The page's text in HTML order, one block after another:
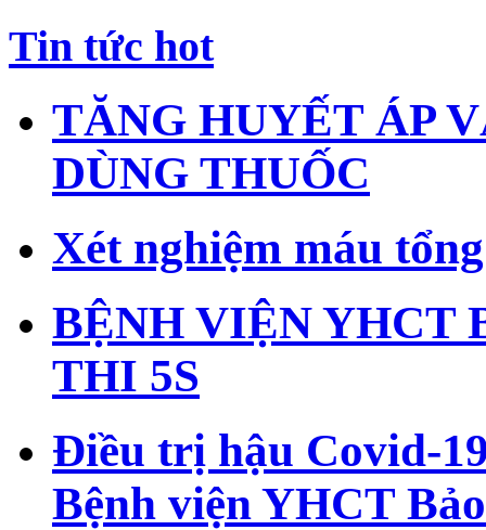
Tin tức hot
TĂNG HUYẾT ÁP
DÙNG THUỐC
Xét nghiệm máu
BỆNH VIỆN YHCT
THI 5S
Điều trị hậu Covid-
Bệnh viện YHCT